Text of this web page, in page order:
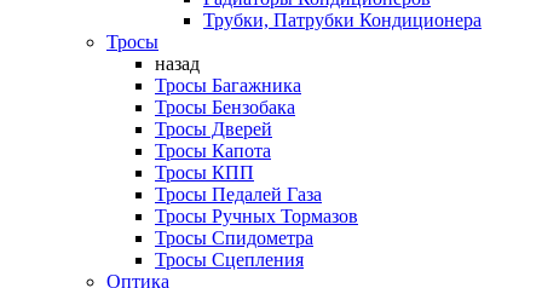
Трубки, Патрубки Кондиционера
Тросы
назад
Тросы Багажника
Тросы Бензобака
Тросы Дверей
Тросы Капота
Тросы КПП
Тросы Педалей Газа
Тросы Ручных Тормазов
Тросы Спидометра
Тросы Сцепления
Оптика